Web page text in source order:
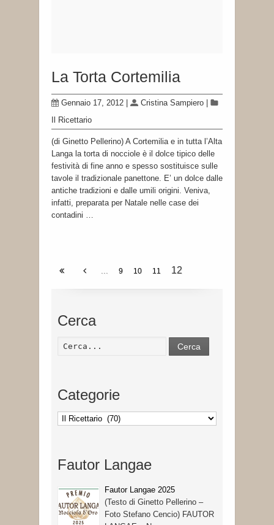
La Torta Cortemilia
Gennaio 17, 2012 Cristina Sampiero
Il Ricettario
(di Ginetto Pellerino) A Cortemilia e in tutta l’Alta
Langa la torta di nocciole è il dolce tipico delle
festività di fine anno e spesso sostituisce sulle
tavole il tradizionale panettone. E’ un dolce dalle
antiche tradizioni e dalle umili origini. Veniva,
infatti, preparata per Natale nelle case dei
contadini …
... 9 10 11 12
Cerca
Cerca
Categorie
Categorie
Fautor Langae
Fautor Langae 2025
(Testo di Ginetto Pellerino –
Foto Stefano Cencio) FAUTOR